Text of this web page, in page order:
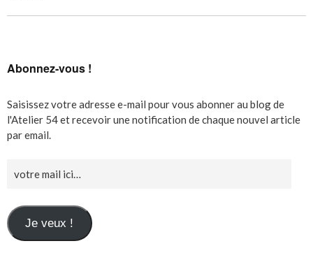
Abonnez-vous !
Saisissez votre adresse e-mail pour vous abonner au blog de
l'Atelier 54 et recevoir une notification de chaque nouvel article
par email.
Je veux !